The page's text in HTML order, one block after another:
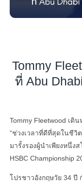
Tommy
ที่ Abu
Tommy Fleetwood เดิ
“ช่วงเวลาที่ดีที่สุดในชีวิ
มารั้งรองผู้นำเพียงหนึ่ง
HSBC Championship
โปรชาวอังกฤษวัย 34 ปี